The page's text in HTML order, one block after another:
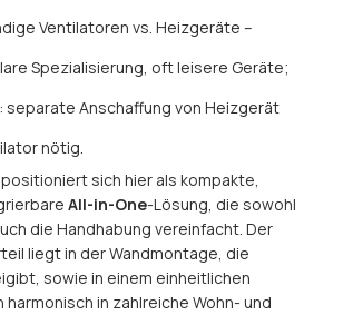
Ventilatoren vs. Heizgeräte –
Spezialisierung, oft leisere Geräte;
separate Anschaffung von Heizgerät
nötig.
positioniert sich hier als kompakte,
All-in-One-Lösung, die sowohl
die Handhabung vereinfacht. Der
liegt in der Wandmontage, die
sowie in einem einheitlichen
harmonisch in zahlreiche Wohn- und